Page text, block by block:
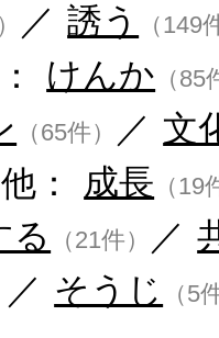
／ 誘う （149
けんか （85
（65件） ／ 文
： 成長 （19
る
（21件） ／
／ そうじ （5